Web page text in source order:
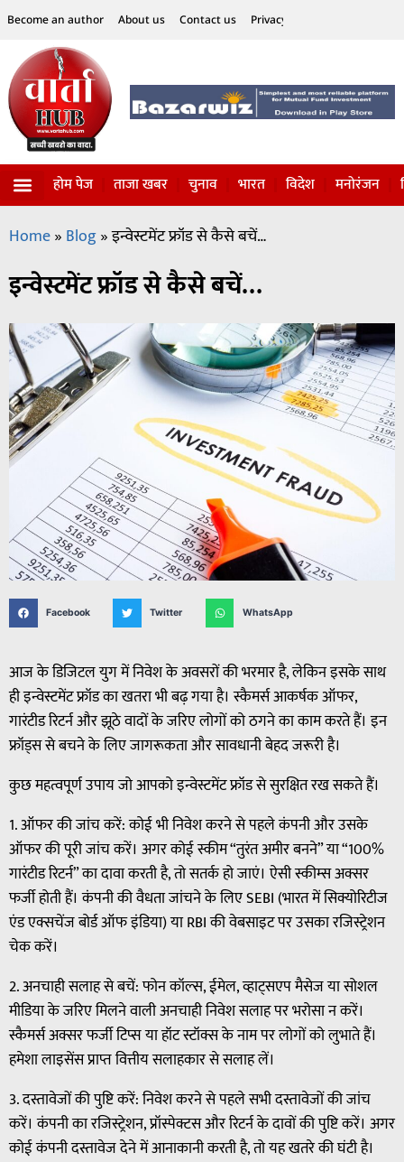
Become an author About us Contact us Privacy Policy
होम पेज ताजा खबर चुनाव भारत विदेश मनोरंजन
Home» Blog»इन्वेस्टमेंट फ्रॉड से कैसे बचें…
इन्वेस्टमेंट फ्रॉड से कैसे बचें…
Facebook Twitter WhatsApp
आज के डिजिटल युग में निवेश के अवसरों की भरमार है, लेकिन इसके साथ
ही इन्वेस्टमेंट फ्रॉड का खतरा भी बढ़ गया है। स्कैमर्स आकर्षक ऑफर,
गारंटीड रिटर्न और झूठे वादों के जरिए लोगों को ठगने का काम करते हैं। इन
फ्रॉड्स से बचने के लिए जागरूकता और सावधानी बेहद जरूरी है।
कुछ महत्वपूर्ण उपाय जो आपको इन्वेस्टमेंट फ्रॉड से सुरक्षित रख सकते हैं।
1. ऑफर की जांच करें: कोई भी निवेश करने से पहले कंपनी और उसके
ऑफर की पूरी जांच करें। अगर कोई स्कीम “तुरंत अमीर बनने” या “100%
गारंटीड रिटर्न” का दावा करती है, तो सतर्क हो जाएं। ऐसी स्कीम्स अक्सर
फर्जी होती हैं। कंपनी की वैधता जांचने के लिए SEBI (भारत में सिक्योरिटीज
एंड एक्सचेंज बोर्ड ऑफ इंडिया) या RBI की वेबसाइट पर उसका रजिस्ट्रेशन
चेक करें।
2. अनचाही सलाह से बचें: फोन कॉल्स, ईमेल, व्हाट्सएप मैसेज या सोशल
मीडिया के जरिए मिलने वाली अनचाही निवेश सलाह पर भरोसा न करें।
स्कैमर्स अक्सर फर्जी टिप्स या हॉट स्टॉक्स के नाम पर लोगों को लुभाते हैं।
हमेशा लाइसेंस प्राप्त वित्तीय सलाहकार से सलाह लें।
3. दस्तावेजों की पुष्टि करें: निवेश करने से पहले सभी दस्तावेजों की जांच
करें। कंपनी का रजिस्ट्रेशन, प्रॉस्पेक्टस और रिटर्न के दावों की पुष्टि करें। अगर
कोई कंपनी दस्तावेज देने में आनाकानी करती है, तो यह खतरे की घंटी है।